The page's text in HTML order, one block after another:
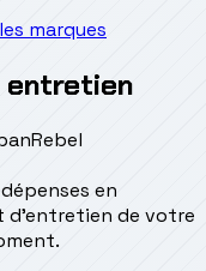
marques
entretien
en
d'entretien de votre